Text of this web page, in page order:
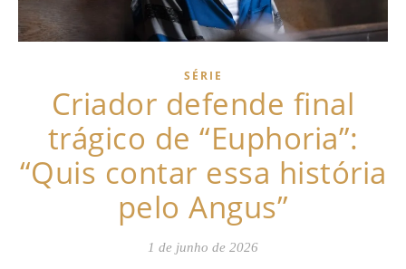
SÉRIE
Criador defende final
trágico de “Euphoria”:
“Quis contar essa história
pelo Angus”
1 de junho de 2026